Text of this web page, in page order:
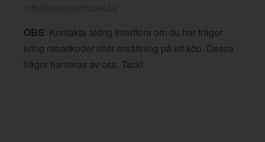
info@sponsorhuset.se
OBS: Kontakta aldrig Interflora om du har frågor
kring rabattkoder eller ersättning på ett köp. Dessa
frågor hanteras av oss. Tack!